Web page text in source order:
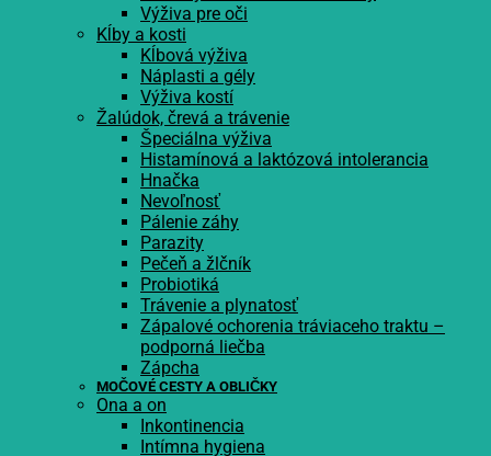
Výživa pre oči
Kĺby a kosti
Kĺbová výživa
Náplasti a gély
Výživa kostí
Žalúdok, črevá a trávenie
Špeciálna výživa
Histamínová a laktózová intolerancia
Hnačka
Nevoľnosť
Pálenie záhy
Parazity
Pečeň a žlčník
Probiotiká
Trávenie a plynatosť
Zápalové ochorenia tráviaceho traktu –
podporná liečba
Zápcha
MOČOVÉ CESTY A OBLIČKY
Ona a on
Inkontinencia
Intímna hygiena